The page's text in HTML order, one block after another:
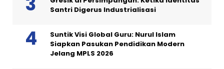
Santri Digerus Industrialisasi
Suntik Visi Global Guru: Nurul Islam
Siapkan Pasukan Pendidikan Modern
Jelang MPLS 2026